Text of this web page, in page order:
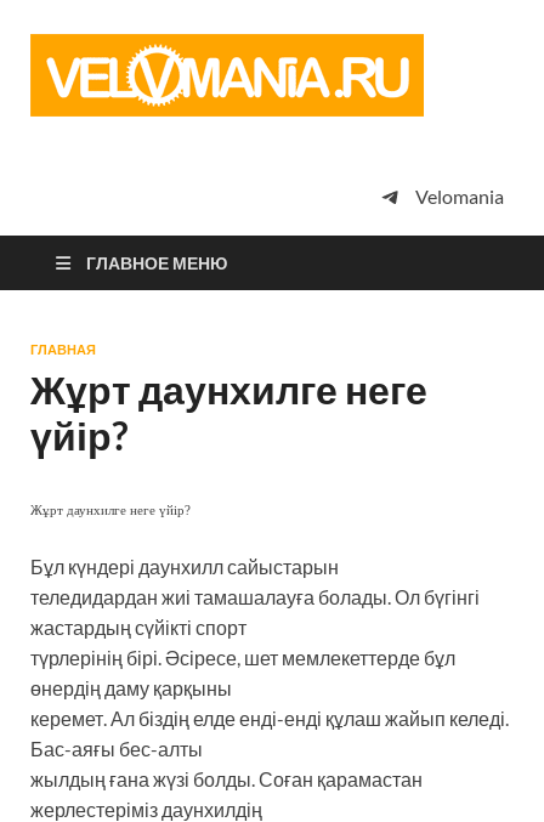
просто
Velomania
ГЛАВНОЕ МЕНЮ
ГЛАВНАЯ
Жұрт даунхилге неге
үйір?
Жұрт даунхилге неге үйір?
Бұл күндері даунхилл сайыстарын
теледидардан жиі тамашалауға болады. Ол бүгінгі
жастардың сүйікті спорт
түрлерінің бірі. Әсіресе, шет мемлекеттерде бұл
өнердің даму қарқыны
керемет. Ал біздің елде енді-енді құлаш жайып келеді.
Бас-аяғы бес-алты
жылдың ғана жүзі болды. Соған қарамастан
жерлестеріміз даунхилдің